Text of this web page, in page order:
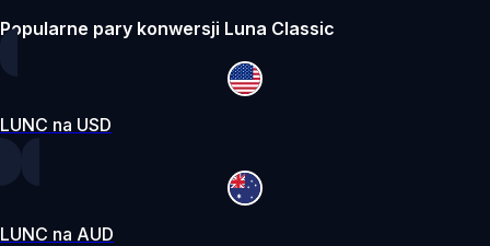
Popularne pary konwersji Luna Classic
LUNC na USD
LUNC na AUD